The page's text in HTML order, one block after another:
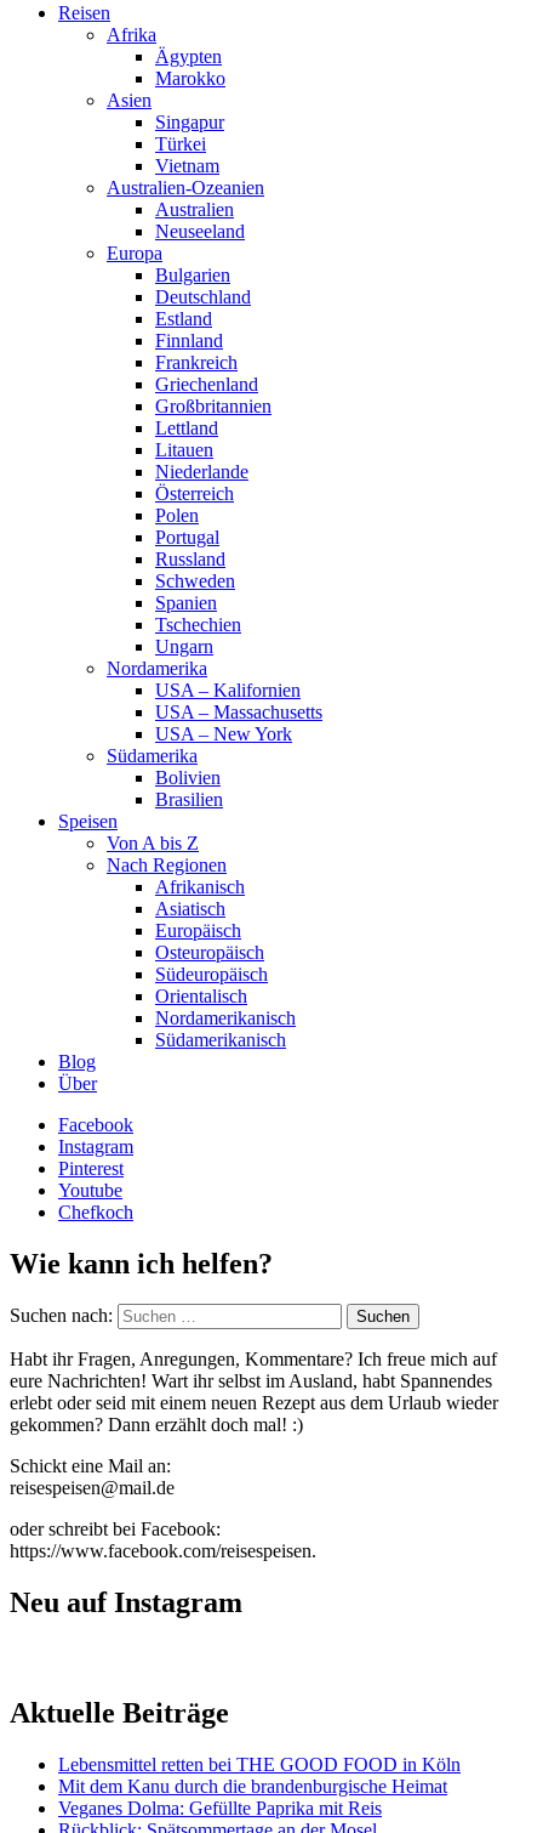
Reisen
Afrika
Ägypten
Marokko
Asien
Singapur
Türkei
Vietnam
Australien-Ozeanien
Australien
Neuseeland
Europa
Bulgarien
Deutschland
Estland
Finnland
Frankreich
Griechenland
Großbritannien
Lettland
Litauen
Niederlande
Österreich
Polen
Portugal
Russland
Schweden
Spanien
Tschechien
Ungarn
Nordamerika
USA – Kalifornien
USA – Massachusetts
USA – New York
Südamerika
Bolivien
Brasilien
Speisen
Von A bis Z
Nach Regionen
Afrikanisch
Asiatisch
Europäisch
Osteuropäisch
Südeuropäisch
Orientalisch
Nordamerikanisch
Südamerikanisch
Blog
Über
Facebook
Instagram
Pinterest
Youtube
Chefkoch
Wie kann ich helfen?
Suchen nach:
Habt ihr Fragen, Anregungen, Kommentare? Ich freue mich auf
eure Nachrichten! Wart ihr selbst im Ausland, habt Spannendes
erlebt oder seid mit einem neuen Rezept aus dem Urlaub wieder
gekommen? Dann erzählt doch mal! :)
Schickt eine Mail an:
reisespeisen@mail.de
oder schreibt bei Facebook:
https://www.facebook.com/reisespeisen.
Neu auf Instagram
Aktuelle Beiträge
Lebensmittel retten bei THE GOOD FOOD in Köln
Mit dem Kanu durch die brandenburgische Heimat
Veganes Dolma: Gefüllte Paprika mit Reis